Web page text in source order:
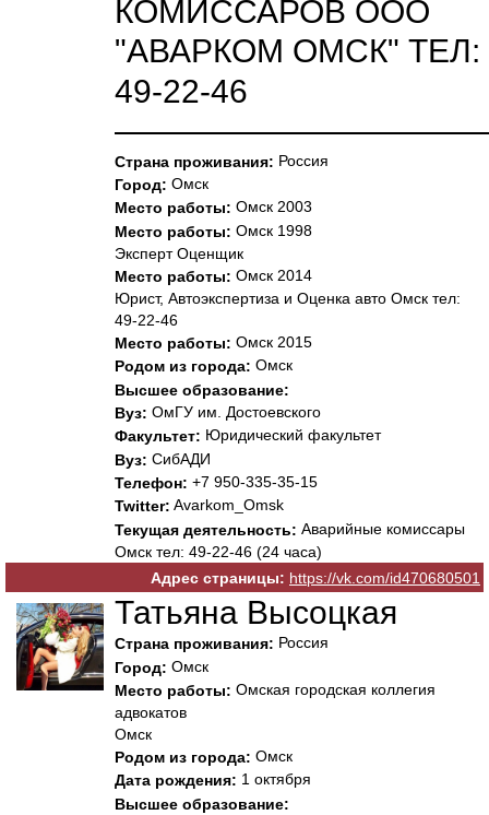
КОМИССАРОВ ООО
"АВАРКОМ ОМСК" ТЕЛ:
49-22-46
Страна проживания: Россия
Город: Омск
Место работы: Омск 2003
Место работы: Омск 1998
Эксперт Оценщик
Место работы: Омск 2014
Юрист, Автоэкспертиза и Оценка авто Омск тел:
49-22-46
Место работы: Омск 2015
Родом из города: Омск
Высшее образование:
Вуз: ОмГУ им. Достоевского
Факультет: Юридический факультет
Вуз: СибАДИ
Телефон: +7 950-335-35-15
Twitter: Avarkom_Omsk
Текущая деятельность: Аварийные комиссары
Омск тел: 49-22-46 (24 часа)
Адрес страницы: https://vk.com/id470680501
Татьяна Высоцкая
Страна проживания: Россия
Город: Омск
Место работы: Омская городская коллегия
адвокатов
Омск
Родом из города: Омск
Дата рождения: 1 октября
Высшее образование: